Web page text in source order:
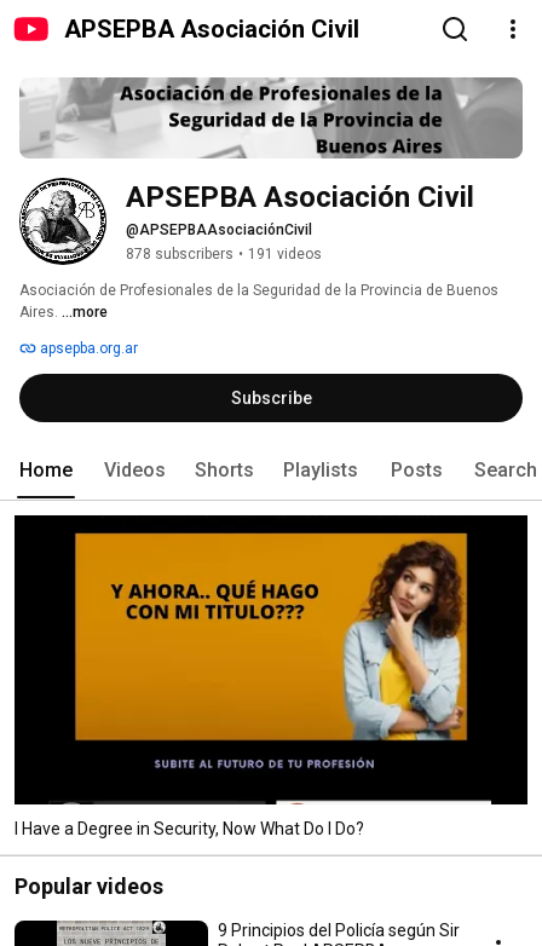
APSEPBA Asociación Civil
APSEPBA Asociación Civil
@APSEPBAAsociaciónCivil
878 subscribers • 191 videos
Asociación de Profesionales de la Seguridad de la Provincia de Buenos
Aires. ...more
apsepba.org.ar
Subscribe
Home Videos Shorts Playlists Posts Search
I Have a Degree in Security, Now What Do I Do?
Popular videos
9 Principios del Policía según Sir